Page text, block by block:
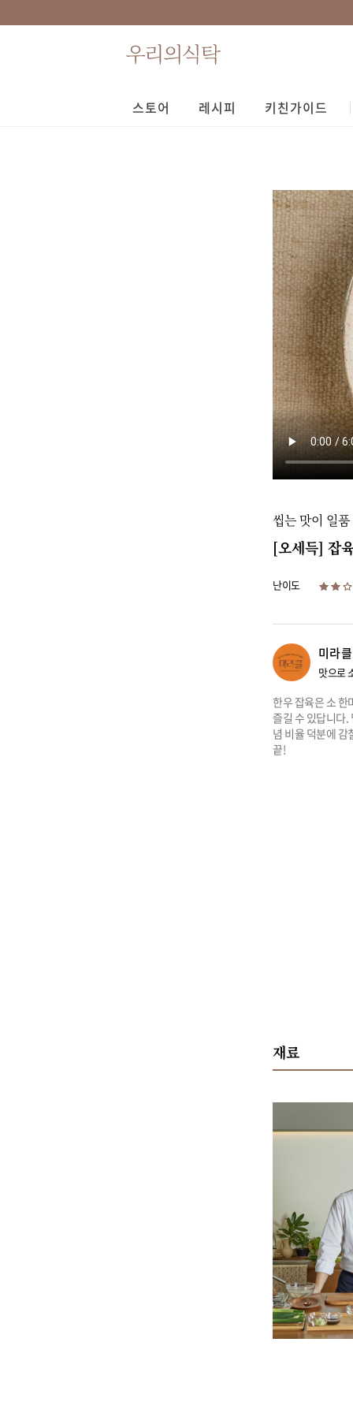
스토어 레시피 키친가이드
씹는 맛이 일품
[오세득] 잡
난이도
미라
맛으로
한우 잡육은 소 한
즐길 수 있답니다.
념 비율 덕분에 감
끝!
재료